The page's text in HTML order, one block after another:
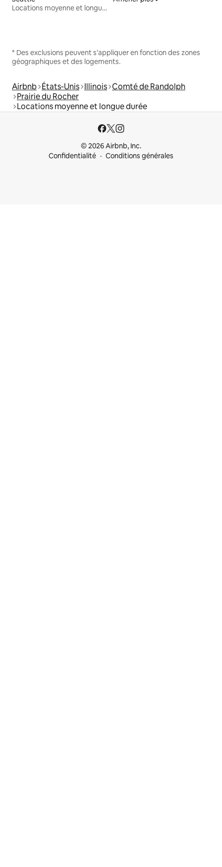
Locations moyenne et longue durée
* Des exclusions peuvent s'appliquer en fonction des zones
géographiques et des logements.
Airbnb États-Unis Illinois Comté de Randolph
Prairie du Rocher
Locations moyenne et longue durée
© 2026 Airbnb, Inc.
Confidentialité
Conditions générales